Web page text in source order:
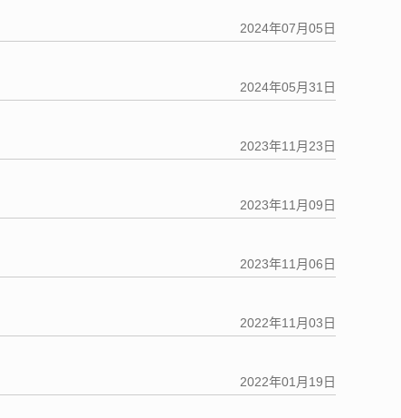
2024年07月05日
2024年05月31日
2023年11月23日
2023年11月09日
2023年11月06日
2022年11月03日
2022年01月19日